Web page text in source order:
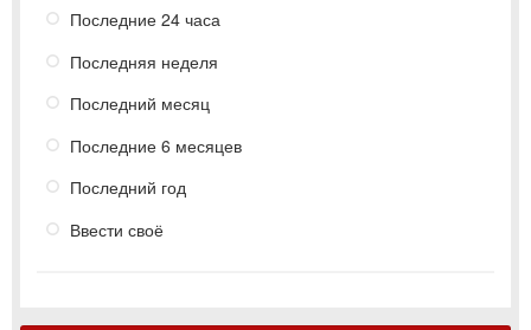
Последние 24 часа
Последняя неделя
Последний месяц
Последние 6 месяцев
Последний год
Ввести своё